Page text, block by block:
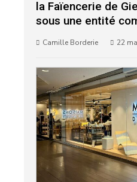
la Faïencerie de
sous une entité
Camille Borderie 22